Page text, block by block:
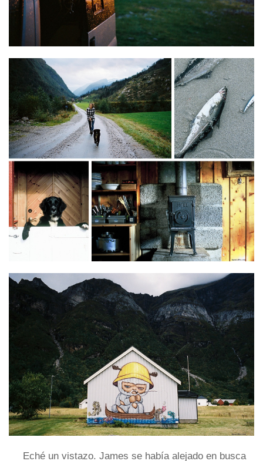
Eché un vistazo. James se había alejado en busca